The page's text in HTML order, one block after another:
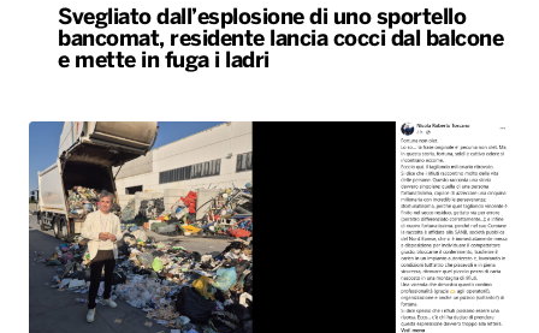
Svegliato dall’esplosione di uno sportello
bancomat, residente lancia cocci dal balcone
e mette in fuga i ladri